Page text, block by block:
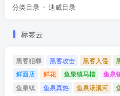
分类目录 迪威目录
标签云
黑客犯罪 黑客攻击 黑客入侵
鲜面店
鲜花 鱼泉镇马槽 鱼泉
鱼泉镇
鱼泉真热 鱼泉汤溪河